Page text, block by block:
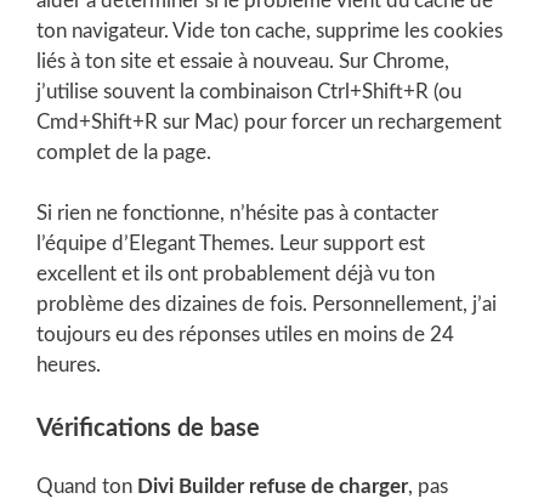
ton navigateur. Vide ton cache, supprime les cookies
liés à ton site et essaie à nouveau. Sur Chrome,
j’utilise souvent la combinaison Ctrl+Shift+R (ou
Cmd+Shift+R sur Mac) pour forcer un rechargement
complet de la page.
Si rien ne fonctionne, n’hésite pas à contacter
l’équipe d’Elegant Themes. Leur support est
excellent et ils ont probablement déjà vu ton
problème des dizaines de fois. Personnellement, j’ai
toujours eu des réponses utiles en moins de 24
heures.
Vérifications de base
Quand ton Divi Builder refuse de charger, pas